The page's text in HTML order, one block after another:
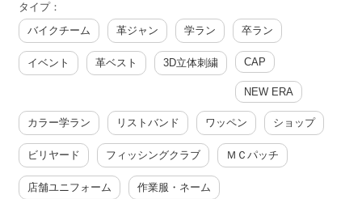
タイプ：
バイクチーム
革ジャン 学ラン 卒ラン
イベント 革ベスト 3D立体刺繍 CAP
NEW ERA
カラー学ラン リストバンド ワッペン ショップ
ビリヤード フィッシングクラブ ＭＣパッチ
店舗ユニフォーム 作業服・ネーム